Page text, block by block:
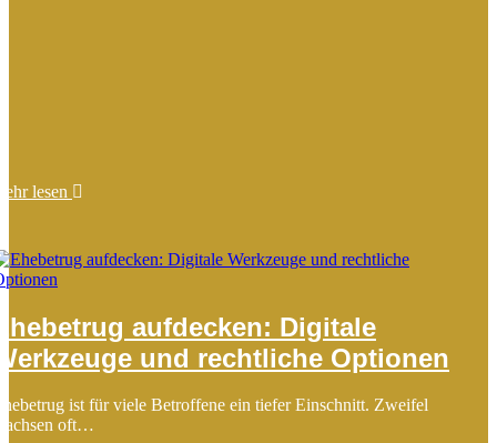
lesen
aufdecken: Digitale
und rechtliche Optionen
ist für viele Betroffene ein tiefer Einschnitt. Zweifel
oft…